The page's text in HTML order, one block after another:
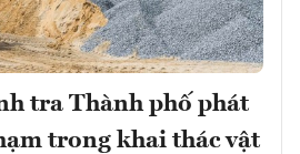
tra Thành phố phát
trong khai thác vật